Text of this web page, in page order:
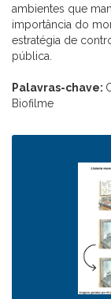
ambientes que
importância do
estratégia de
pública.
Palavras-chave:
Biofilme